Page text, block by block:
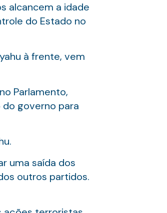
alcancem a idade
do Estado no
à frente, vem
Parlamento,
governo para
uma saída dos
outros partidos.